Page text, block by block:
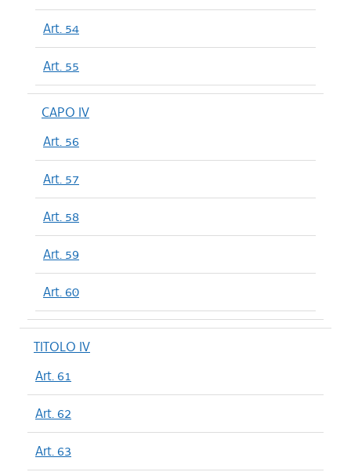
Art. 54
Art. 55
CAPO IV
Art. 56
Art. 57
Art. 58
Art. 59
Art. 60
TITOLO IV
Art. 61
Art. 62
Art. 63